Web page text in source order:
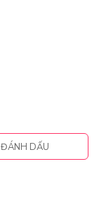
ĐÁNH DẤU